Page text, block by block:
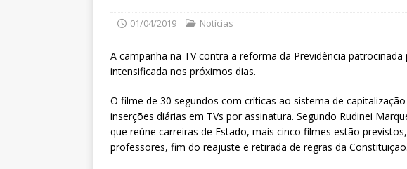
01/04/2019 Notícias
A campanha na TV contra a reforma da Previdência
intensificada nos próximos dias.
O filme de 30 segundos com críticas ao sistema de
inserções diárias em TVs por assinatura. Segundo Rudinei
que reúne carreiras de Estado, mais cinco filmes estão
professores, fim do reajuste e retirada de regras da Constituição.